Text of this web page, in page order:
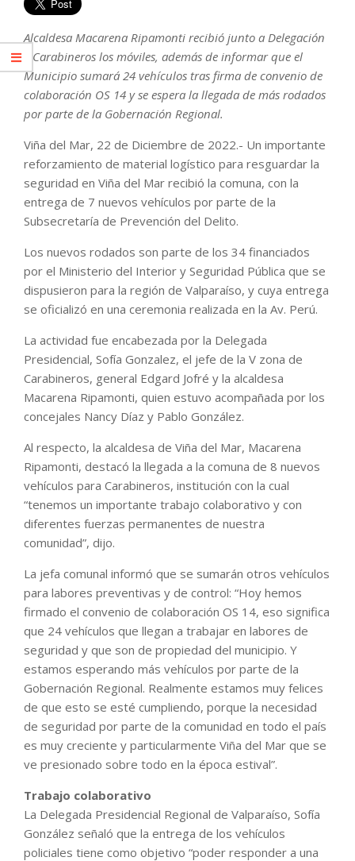
Alcaldesa Macarena Ripamonti recibió junto a Delegación
y Carabineros los móviles, además de informar que el
Municipio sumará 24 vehículos tras firma de convenio de
colaboración OS 14 y se espera la llegada de más rodados
por parte de la Gobernación Regional.
Viña del Mar, 22 de Diciembre de 2022.- Un importante
reforzamiento de material logístico para resguardar la
seguridad en Viña del Mar recibió la comuna, con la
entrega de 7 nuevos vehículos por parte de la
Subsecretaría de Prevención del Delito.
Los nuevos rodados son parte de los 34 financiados
por el Ministerio del Interior y Seguridad Pública que se
dispusieron para la región de Valparaíso, y cuya entrega
se oficializó en una ceremonia realizada en la Av. Perú.
La actividad fue encabezada por la Delegada
Presidencial, Sofía Gonzalez, el jefe de la V zona de
Carabineros, general Edgard Jofré y la alcaldesa
Macarena Ripamonti, quien estuvo acompañada por los
concejales Nancy Díaz y Pablo González.
Al respecto, la alcaldesa de Viña del Mar, Macarena
Ripamonti, destacó la llegada a la comuna de 8 nuevos
vehículos para Carabineros, institución con la cual
“tenemos un importante trabajo colaborativo y con
diferentes fuerzas permanentes de nuestra
comunidad”, dijo.
La jefa comunal informó que se sumarán otros vehículos
para labores preventivas y de control: “Hoy hemos
firmado el convenio de colaboración OS 14, eso significa
que 24 vehículos que llegan a trabajar en labores de
seguridad y que son de propiedad del municipio. Y
estamos esperando más vehículos por parte de la
Gobernación Regional. Realmente estamos muy felices
de que esto se esté cumpliendo, porque la necesidad
de seguridad por parte de la comunidad en todo el país
es muy creciente y particularmente Viña del Mar que se
ve presionado sobre todo en la época estival”.
Trabajo colaborativo
La Delegada Presidencial Regional de Valparaíso, Sofía
González señaló que la entrega de los vehículos
policiales tiene como objetivo “poder responder a una